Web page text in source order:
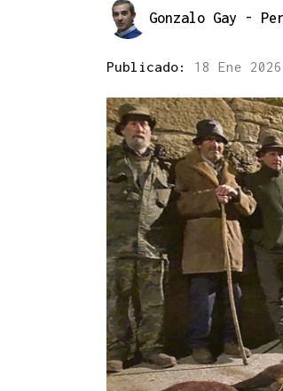
Gonzalo Gay -
Publicado: 18 Ene